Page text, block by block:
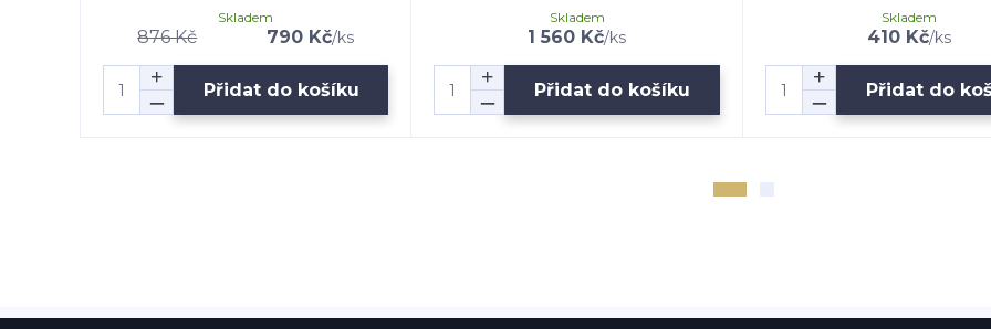
876 Kč 790 Kč/ks
Skladem
Přidat do košíku
1 560 Kč/ks
Skladem
Přidat do košíku
410 Kč/ks
Skladem
Přidat do